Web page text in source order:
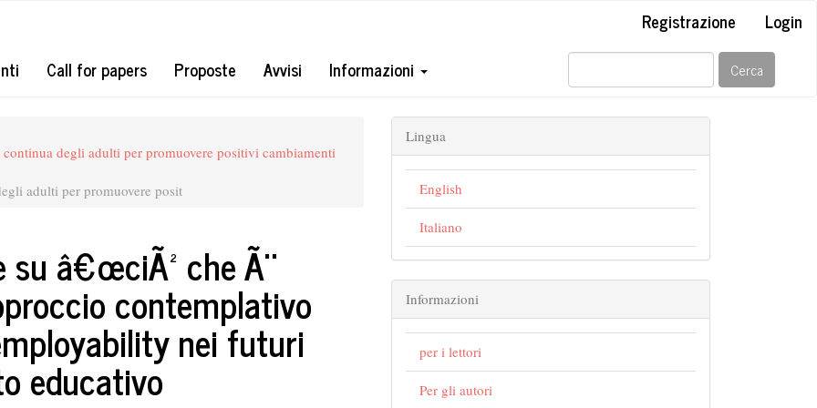
Registrazione
Login
Call for papers Proposte Avvisi Informazioni Cerca
degli adulti per promuovere positivi cambiamenti
adulti per promuovere posit
â€œciÃ² che Ã¨
contemplativo
nei futuri
educativo
Lingua
English
Italiano
Informazioni
per i lettori
Per gli autori